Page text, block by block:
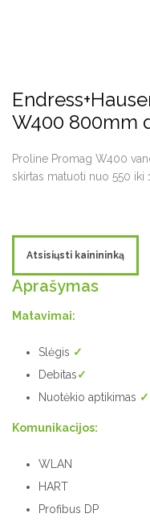
W400 800mm
Proline Promag W400
skirtas matuoti nuo 550
Atsisiųsti kainininką
Aprašymas
Matavimai:
Slėgis ✓
Debitas✓
Nuotėkio aptikimas ✓
Komunikacijos:
WLAN
HART
Profibus DP